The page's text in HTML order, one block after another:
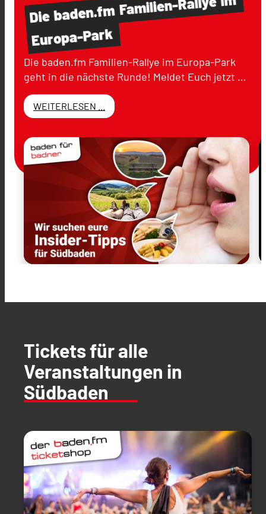
Diebaden.fmFamilien-Rallye
Europa-Park
Die baden.fm Familien-Rallye im Europa-Park
geht in die nächste Runde! Meldet Euch jetzt …
WEITERLESEN ...
Tickets für alle
Veranstaltungen in
Südbaden